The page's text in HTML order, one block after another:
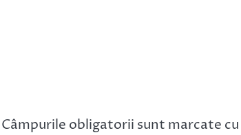
Câmpurile obligatorii sunt marcate cu